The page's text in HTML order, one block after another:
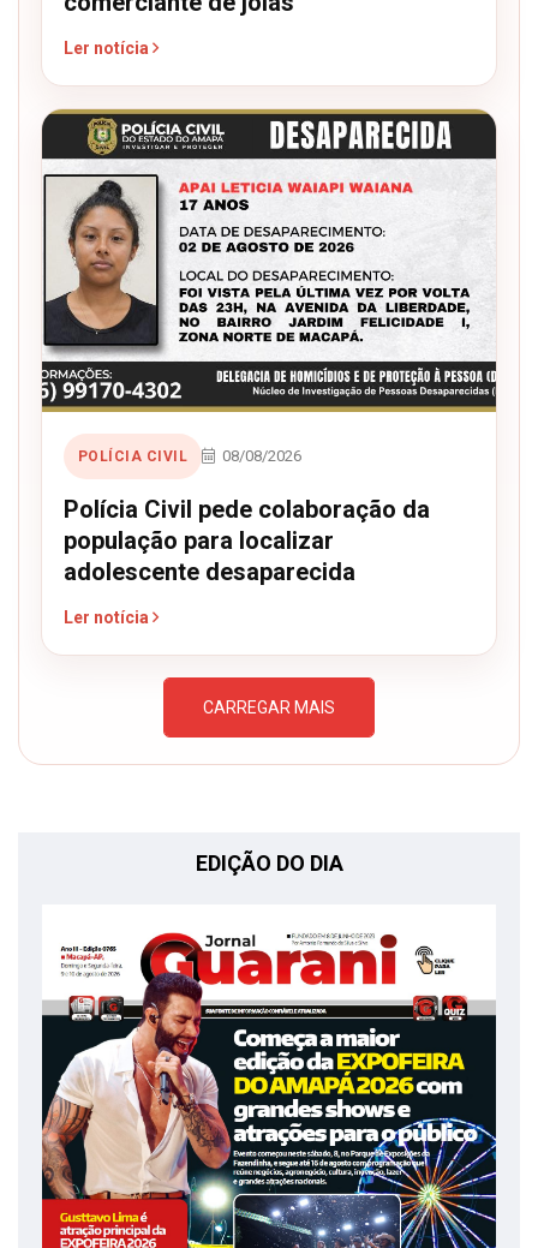
Ler notícia
POLÍCIA CIVIL 08/08/2026
Polícia Civil pede colaboração da
população para localizar
adolescente desaparecida
Ler notícia
CARREGAR MAIS
EDIÇÃO DO DIA